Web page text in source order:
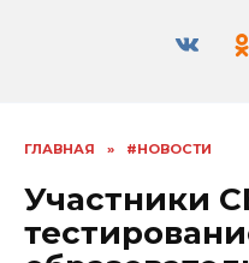
ГЛАВНАЯ » #НОВОСТИ
Участники